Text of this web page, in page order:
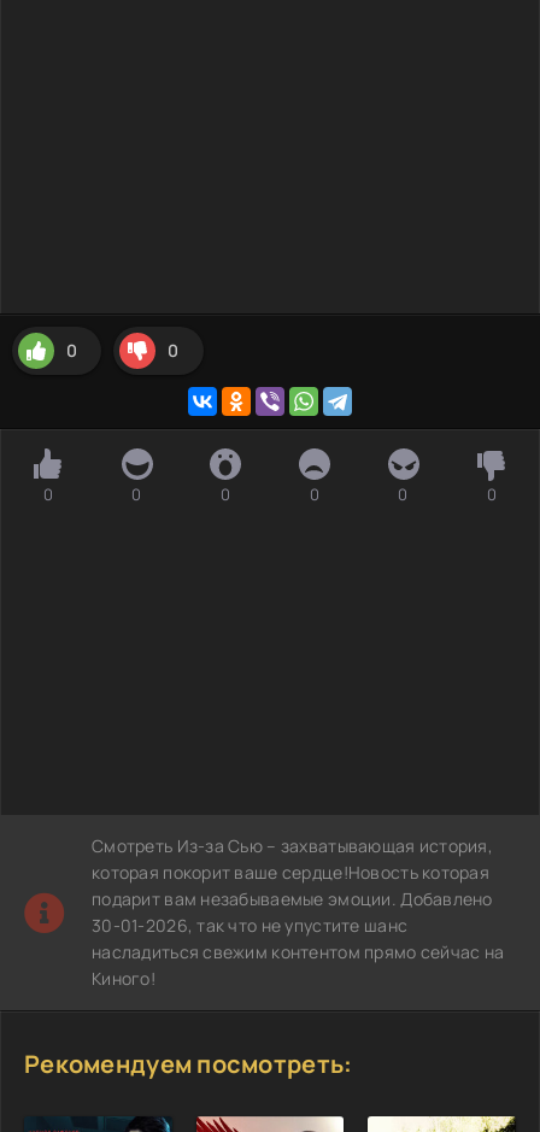
0 0
0 0 0 0 0 0
Смотреть Из-за Сью – захватывающая история,
которая покорит ваше сердце!Новость которая
подарит вам незабываемые эмоции. Добавлено
30-01-2026, так что не упустите шанс
насладиться свежим контентом прямо сейчас на
Киного!
Рекомендуем посмотреть: